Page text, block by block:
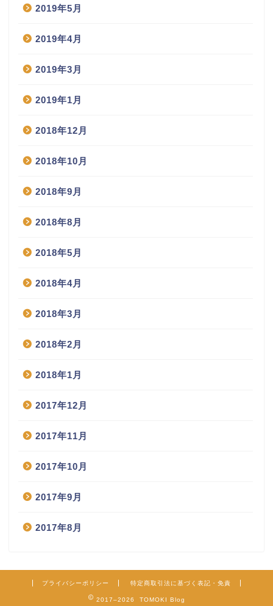
2019年5月
2019年4月
2019年3月
2019年1月
2018年12月
2018年10月
2018年9月
2018年8月
2018年5月
2018年4月
2018年3月
2018年2月
2018年1月
2017年12月
2017年11月
2017年10月
2017年9月
2017年8月
プライバシーポリシー 特定商取引法に基づく表記・免責
2017–2026 TOMOKI Blog